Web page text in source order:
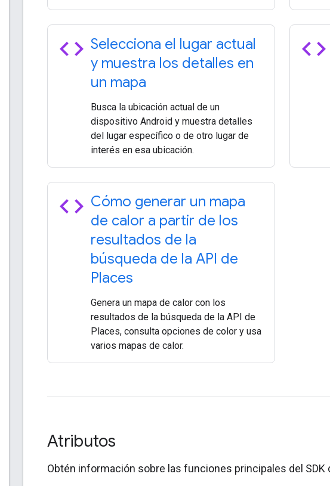
code Selecciona el lugar actual
y muestra los detalles en
un mapa
Busca la ubicación actual de un
dispositivo Android y muestra detalles
del lugar específico o de otro lugar de
interés en esa ubicación.
code
code Cómo generar un mapa
de calor a partir de los
resultados de la
búsqueda de la API de
Places
Genera un mapa de calor con los
resultados de la búsqueda de la API de
Places, consulta opciones de color y usa
varios mapas de calor.
Atributos
Obtén información sobre las funciones principales del SDK